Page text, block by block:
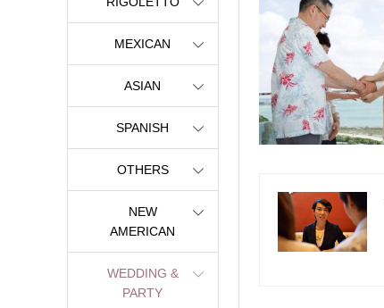
MEXICAN
ASIAN
SPANISH
OTHERS
NEW
AMERICAN
WEDDING &
PARTY